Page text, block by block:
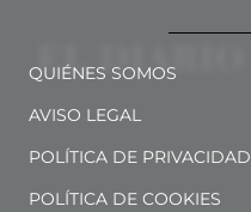
QUIÉNES SOMOS
AVISO LEGAL
POLÍTICA DE PRIVACIDAD
POLÍTICA DE COOKIES